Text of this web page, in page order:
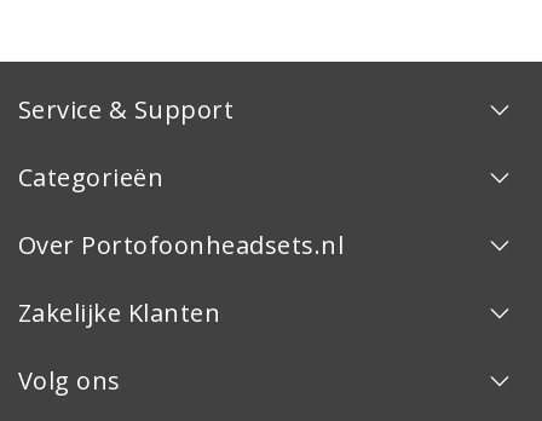
Service & Support
Categorieën
Over Portofoonheadsets.nl
Zakelijke Klanten
Volg ons